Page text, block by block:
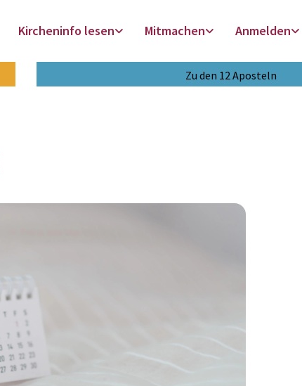
Kircheninfo lesen Mitmachen Anmelden
Zu den 12 Aposteln